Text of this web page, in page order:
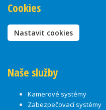
Cookies
Nastavit cookies
Naše služby
Kamerové systémy
Zabezpečovací systémy